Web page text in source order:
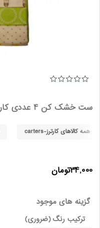
ست خشک کن 4 عددی کارترز _ 00001
همه کالاهای کارترز-carters
34,000تومان
گزینه های موجود
ترکیب رنگ(ضروری)